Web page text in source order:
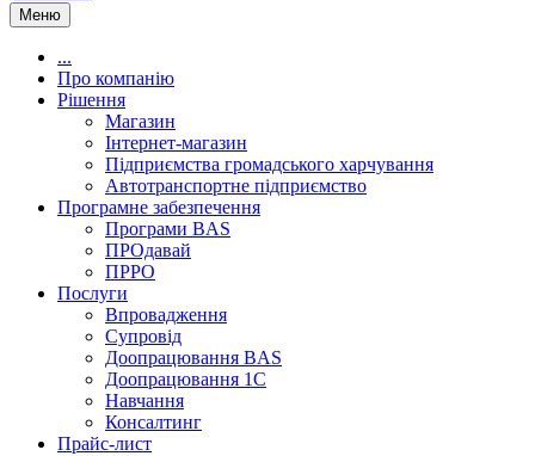
Меню
...
Про компанію
Рішення
Магазин
Інтернет-магазин
Підприємства громадського харчування
Автотранспортне підприємство
Програмне забезпечення
Програми BAS
ПРОдавай
ПРРО
Послуги
Впровадження
Супровід
Доопрацювання BAS
Доопрацювання 1C
Навчання
Консалтинг
Прайс-лист